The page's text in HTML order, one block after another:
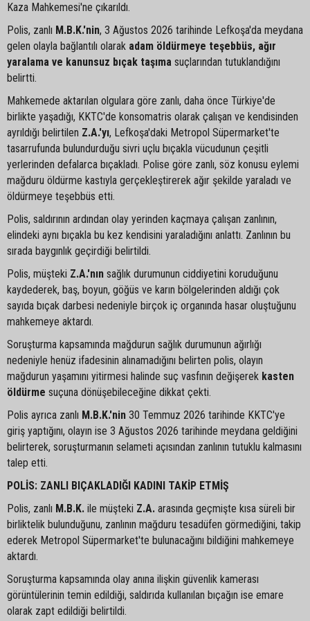
Kaza Mahkemesi'ne çıkarıldı.
Polis, zanlı M.B.K.'nin, 3 Ağustos 2026 tarihinde Lefkoşa'da meydana
gelen olayla bağlantılı olarak adam öldürmeye teşebbüs, ağır
yaralama ve kanunsuz bıçak taşıma suçlarından tutuklandığını
belirtti.
Mahkemede aktarılan olgulara göre zanlı, daha önce Türkiye'de
birlikte yaşadığı, KKTC'de konsomatris olarak çalışan ve kendisinden
ayrıldığı belirtilen Z.A.'yı, Lefkoşa'daki Metropol Süpermarket'te
tasarrufunda bulundurduğu sivri uçlu bıçakla vücudunun çeşitli
yerlerinden defalarca bıçakladı. Polise göre zanlı, söz konusu eylemi
mağduru öldürme kastıyla gerçekleştirerek ağır şekilde yaraladı ve
öldürmeye teşebbüs etti.
Polis, saldırının ardından olay yerinden kaçmaya çalışan zanlının,
elindeki aynı bıçakla bu kez kendisini yaraladığını anlattı. Zanlının bu
sırada baygınlık geçirdiği belirtildi.
Polis, müşteki Z.A.'nın sağlık durumunun ciddiyetini koruduğunu
kaydederek, baş, boyun, göğüs ve karın bölgelerinden aldığı çok
sayıda bıçak darbesi nedeniyle birçok iç organında hasar oluştuğunu
mahkemeye aktardı.
Soruşturma kapsamında mağdurun sağlık durumunun ağırlığı
nedeniyle henüz ifadesinin alınamadığını belirten polis, olayın
mağdurun yaşamını yitirmesi halinde suç vasfının değişerek kasten
öldürme suçuna dönüşebileceğine dikkat çekti.
Polis ayrıca zanlı M.B.K.'nin 30 Temmuz 2026 tarihinde KKTC'ye
giriş yaptığını, olayın ise 3 Ağustos 2026 tarihinde meydana geldiğini
belirterek, soruşturmanın selameti açısından zanlının tutuklu kalmasını
talep etti.
POLİS: ZANLI BIÇAKLADIĞI KADINI TAKİP ETMİŞ
Polis, zanlı M.B.K. ile müşteki Z.A. arasında geçmişte kısa süreli bir
birliktelik bulunduğunu, zanlının mağduru tesadüfen görmediğini, takip
ederek Metropol Süpermarket'te bulunacağını bildiğini mahkemeye
aktardı.
Soruşturma kapsamında olay anına ilişkin güvenlik kamerası
görüntülerinin temin edildiği, saldırıda kullanılan bıçağın ise emare
olarak zapt edildiği belirtildi.